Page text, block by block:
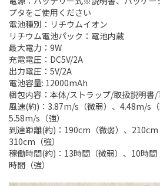
プタをご使用ください
電池種別：リチウムイオン
リチウム電池パック：電池内蔵
最大電力：9W
充電電圧：DC5V/2A
出力電圧：5V/2A
電池容量: 12000mAh
梱包内容：本体/ストラップ/取扱説明書
風速(約)：3.87m/s（微弱）、4.48m/s（
5.58m/s（強）
到達距離(約)：190cm（微弱）、210cm
310cm（強）
稼働時間(約)：13時間（微弱）、10時
時間（強）